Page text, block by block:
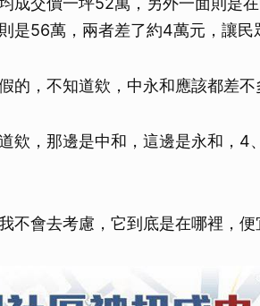
是56萬，兩者差了約4萬元，讓民
的，不知道欸，中永和應該都差不
欸，那邊是中和，這邊是永和，4
不會去考慮，它到底是在哪裡，便